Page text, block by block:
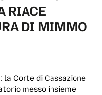
RIACE
DI MIMMO
la Corte di Cassazione
messo insieme